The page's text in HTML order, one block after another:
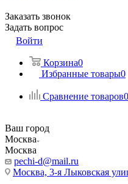
Заказать звонок
Задать вопрос
Войти
Корзина0
Избранные товары0
Сравнение товаров0
Ваш город
Москва
Москва
pechi-d@mail.ru
Москва, 3-я Лыковская